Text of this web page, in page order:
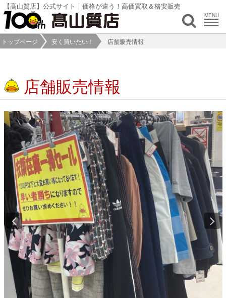
【高山質店】公式サイト｜価格が違う！高価買取＆格安販売
MENU
トップページ 安く買いたい！ 店舗販売情報
店舗販売情報